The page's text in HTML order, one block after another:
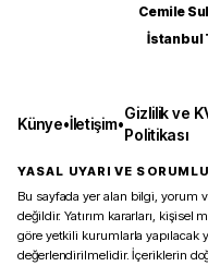
Cemile
İstanbul
Künye•İletişim•
Gizlilik ve
Politikası
YASAL UYARI VE
Bu sayfada yer alan bilgi, yorum
değildir. Yatırım kararları,
göre yetkili kurumlarla yapılacak
değerlendirilmelidir. İçeriklerin